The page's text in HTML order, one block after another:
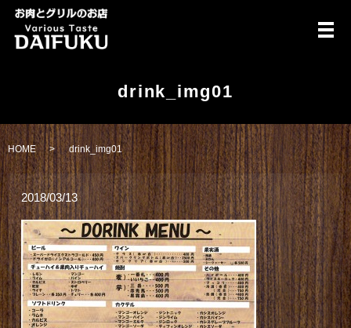
メ
drink_img01
HOME drink_img01
2018/03/13